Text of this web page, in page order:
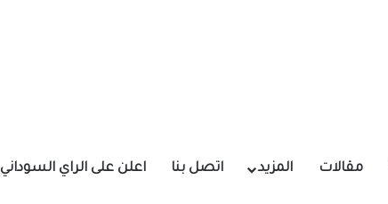
مقالات المزيد اتصل بنا اعلن على الراي السوداني